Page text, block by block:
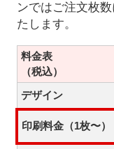
ンではご注文枚
たします。
料金表
（税込）
デザイン
印刷料金（1枚〜）